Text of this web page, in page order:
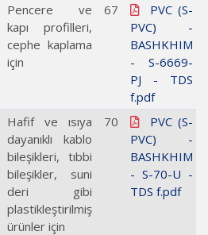
Pencere ve
kapı profilleri,
cephe kaplama
için
67
PVC (S-
PVC) -
BASHKHIM
- S-6669-
PJ - TDS
f.pdf
Hafif ve ısıya
dayanıklı kablo
bileşikleri, tıbbi
bileşikler, suni
deri gibi
plastikleştirilmiş
ürünler için
70
PVC (S-
PVC) -
BASHKHIM
- S-70-U -
TDS f.pdf